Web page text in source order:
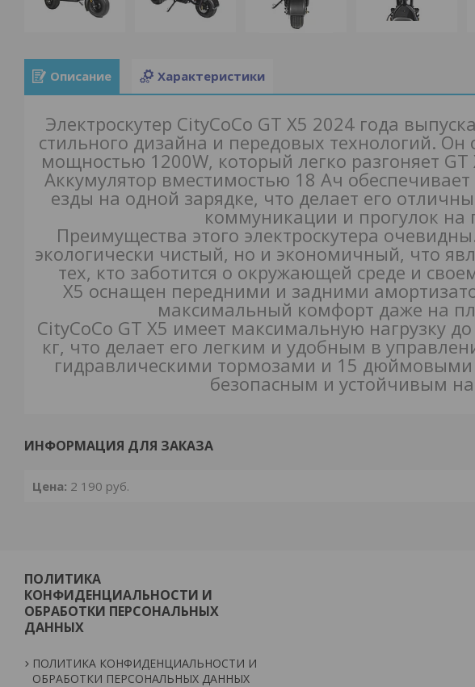
Описание Характеристики
Электроскутер CityCoCo GT X5 2024 года
стильного дизайна и передовых технологий.
мощностью 1200W, который легко разгоняет GT
Аккумулятор вместимостью 18 Ач
езды на одной зарядке, что делает его
коммуникации и прогулок на
Преимущества этого электроскутера
экологически чистый, но и экономичный, что
тех, кто заботится о окружающей среде и
X5 оснащен передними и задними
максимальный комфорт даже на
CityCoCo GT X5 имеет максимальную нагрузку до
кг, что делает его легким и удобным в
гидравлическими тормозами и 15 дюймовыми
безопасным и устойчивым на
ИНФОРМАЦИЯ ДЛЯ ЗАКАЗА
Цена: 2 190 руб.
ПОЛИТИКА
КОНФИДЕНЦИАЛЬНОСТИ И
ОБРАБОТКИ ПЕРСОНАЛЬНЫХ
ДАННЫХ
ПОЛИТИКА КОНФИДЕНЦИАЛЬНОСТИ И
ОБРАБОТКИ ПЕРСОНАЛЬНЫХ ДАННЫХ